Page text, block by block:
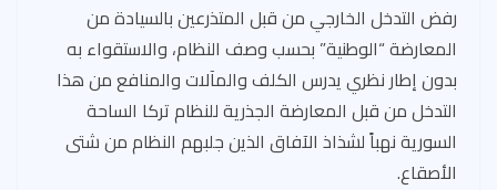
رفض التدخل الخارجي من قبل المتذرعين بالسيادة من
المعارضة “الوطنية” بحسب وصف النظام، والاستقواء به
بدون إطار نظري يدرس الكلف والمآلات والمنافع من هذا
التدخل من قبل المعارضة الجذرية للنظام تركا الساحة
السورية نهباً لشذاذ الآفاق الذين جلبهم النظام من شتى
الأصقاع.